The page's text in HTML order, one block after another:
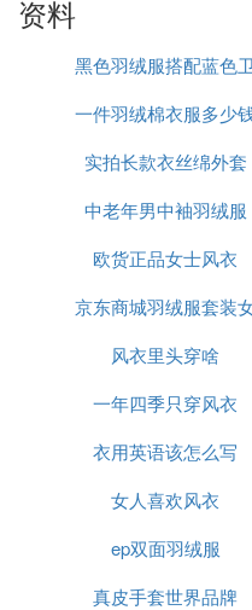
资料
黑色羽绒服搭配蓝色卫
衣好看吗
一件羽绒棉衣服多少
实拍长款衣丝绵外套
中老年男中袖羽绒服
欧货正品女士风衣
京东商城羽绒服套装
风衣里头穿啥
一年四季只穿风衣
衣用英语该怎么写
女人喜欢风衣
ep双面羽绒服
真皮手套世界品牌